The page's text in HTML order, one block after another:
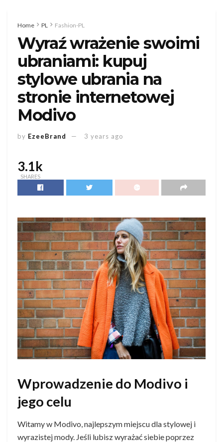
Home PL Fashion-PL
Wyraź wrażenie swoimi
ubraniami: kupuj
stylowe ubrania na
stronie internetowej
Modivo
by EzeeBrand 3 years ago
3.1k
SHARES
Wprowadzenie do Modivo i
jego celu
Witamy w Modivo, najlepszym miejscu dla stylowej i
wyrazistej mody. Jeśli lubisz wyrażać siebie poprzez